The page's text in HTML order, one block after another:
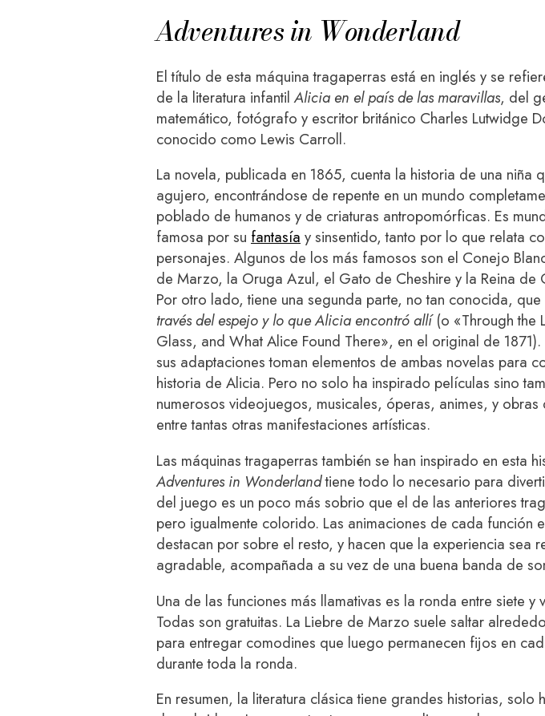
Adventures in Wonderland
El título de esta máquina tragaperras está en inglés y se
de la literatura infantilAlicia en el país de las maravillas, del
matemático, fotógrafo y escritor británico Charles Lutwidge
conocido como Lewis Carroll.
La novela, publicada en 1865, cuenta la historia de una niña
agujero, encontrándose de repente en un mundo
poblado de humanos y de criaturas antropomórficas. Es
famosa por su fantasía y sinsentido, tanto por lo que relata
personajes. Algunos de los más famosos son el Conejo
de Marzo, la Oruga Azul, el Gato de Cheshire y la Reina de
Por otro lado, tiene una segunda parte, no tan conocida,
través del espejo y lo que Alicia encontró allí(o «Through the
Glass, and What Alice Found There», en el original de
sus adaptaciones toman elementos de ambas novelas para
historia de Alicia. Pero no solo ha inspirado películas sino
numerosos videojuegos, musicales, óperas, animes, y obras
entre tantas otras manifestaciones artísticas.
Las máquinas tragaperras también se han inspirado en esta
Adventures in Wonderlandtiene todo lo necesario para
del juego es un poco más sobrio que el de las anteriores
pero igualmente colorido. Las animaciones de cada función
destacan por sobre el resto, y hacen que la experiencia sea
agradable, acompañada a su vez de una buena banda de
Una de las funciones más llamativas es la ronda entre siete y
Todas son gratuitas. La Liebre de Marzo suele saltar
para entregar comodines que luego permanecen fijos en
durante toda la ronda.
En resumen, la literatura clásica tiene grandes historias, solo